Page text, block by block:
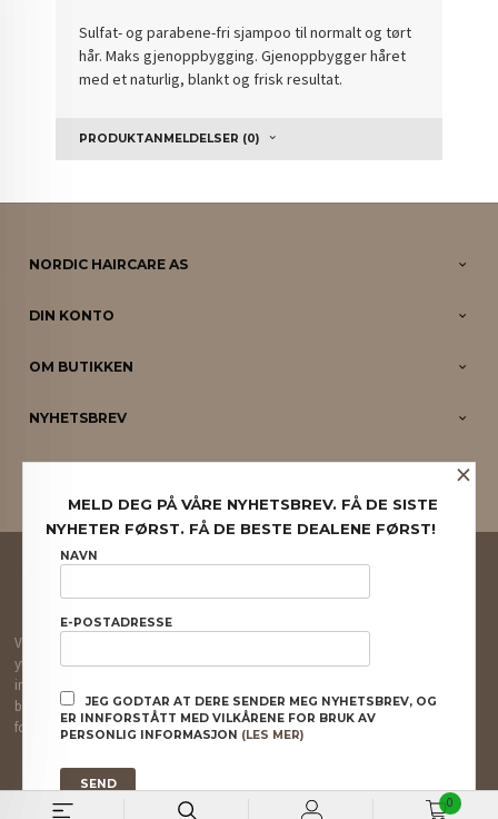
0
Sulfat- og parabene-fri sjampoo til normalt og tørt
hår. Maks gjenoppbygging. Gjenoppbygger håret
med et naturlig, blankt og frisk resultat.
PRODUKTANMELDELSER (0)
NORDIC HAIRCARE AS
DIN KONTO
OM BUTIKKEN
NYHETSBREV
PARTNERE
FRAKT
NYHETSBREV
Vår nettbutikk bruker cookies slik at du får en bedre kjøpsopplevelse og vi kan
yte deg bedre service. Vi bruker cookies hovedsaklig til å lagre
innloggingsdetaljer og huske hva du har puttet i handlekurven din. Fortsett å
bruke siden som normalt om du godtar dette.Les merellerendre innstillinger
for cookies.
×
MELD DEG PÅ VÅRE NYHETSBREV. FÅ DE SISTE
NYHETER FØRST. FÅ DE BESTE DEALENE FØRST!
NAVN
E-POSTADRESSE
JEG GODTAR AT DERE SENDER MEG NYHETSBREV, OG
ER INNFORSTÅTT MED VILKÅRENE FOR BRUK AV
PERSONLIG INFORMASJON (LES MER)